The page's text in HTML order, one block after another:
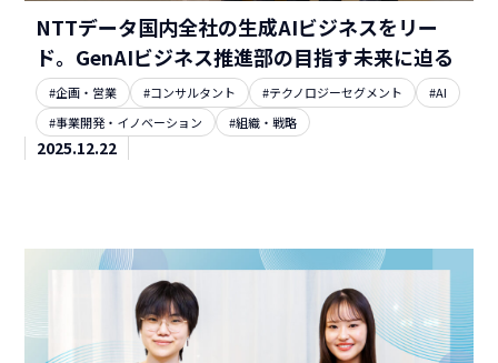
NTTデータ国内全社の生成AIビジネスをリー
ド。GenAIビジネス推進部の目指す未来に迫る
#企画・営業 #コンサルタント #テクノロジーセグメント
#AI
#事業開発・イノベーション
#組織・戦略
2025.12.22